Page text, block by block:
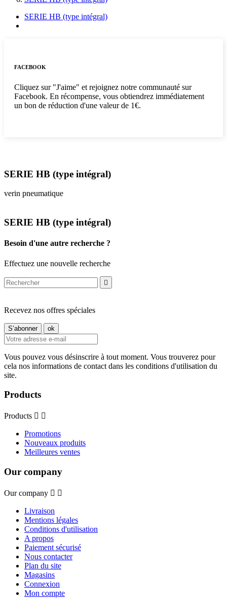
SERIE HB (type intégral)
FACEBOOK
Cliquez sur "J'aime" et rejoignez notre communauté sur
Facebook. En récompense, vous obtiendrez immédiatement
un bon de réduction d'une valeur de 1€.
SERIE HB (type intégral)
verin pneumatique
SERIE HB (type intégral)
Besoin d'une autre recherche ?
Effectuez une nouvelle recherche

Recevez nos offres spéciales
Vous pouvez vous désinscrire à tout moment. Vous trouverez pour
cela nos informations de contact dans les conditions d'utilisation du
site.
Products
Products  
Promotions
Nouveaux produits
Meilleures ventes
Our company
Our company  
Livraison
Mentions légales
Conditions d'utilisation
A propos
Paiement sécurisé
Nous contacter
Plan du site
Magasins
Connexion
Mon compte